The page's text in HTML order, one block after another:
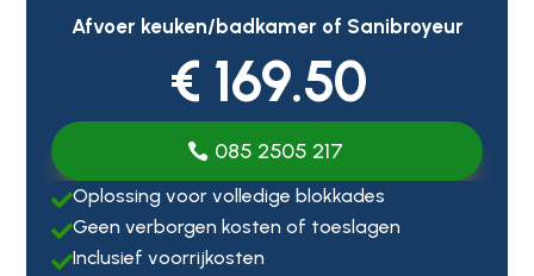
Afvoer keuken/badkamer of Sanibroyeur
€ 169.50
085 2505 217
Oplossing voor volledige blokkades
Geen verborgen kosten of toeslagen
Inclusief voorrijkosten